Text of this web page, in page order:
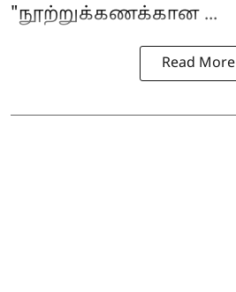
"நூற்றுக்கணக்கான ...
Read More